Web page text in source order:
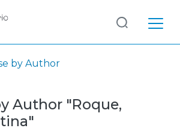
by Author
Author "Roque,